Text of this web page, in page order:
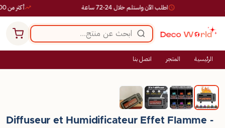
أكثر من 10,000 طلب ناجح اطلب الآن واستلم خلال 24-72 ساعة
الرئيسية المتجر اتصل بنا
Diffuseur et Humidificateur Effet Flamme -